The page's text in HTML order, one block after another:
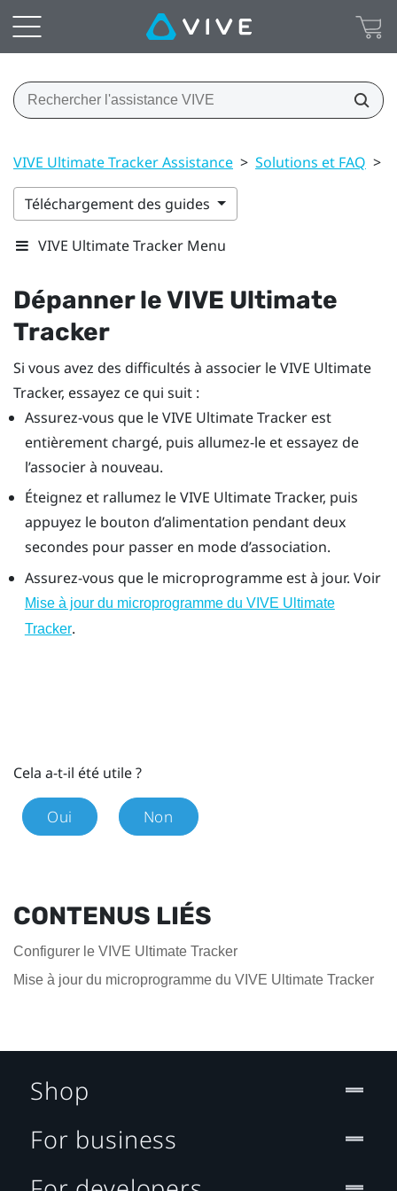
VIVE Ultimate Tracker Assistance > Solutions et FAQ >
Téléchargement des guides
VIVE Ultimate Tracker Menu
Dépanner leVIVE Ultimate
Tracker
Si vous avez des difficultés à associer leVIVE Ultimate
Tracker, essayez ce qui suit :
Assurez-vous que leVIVE Ultimate Trackerest
entièrement chargé, puis allumez-le et essayez de
l’associer à nouveau.
Éteignez et rallumez leVIVE Ultimate Tracker, puis
appuyez le bouton d’alimentation pendant deux
secondes pour passer en mode d’association.
Assurez-vous que le microprogramme est à jour. Voir
Mise à jour du microprogramme du VIVE Ultimate
Tracker.
Cela a-t-il été utile ?
Oui Non
CONTENUS LIÉS
Configurer le VIVE Ultimate Tracker
Mise à jour du microprogramme du VIVE Ultimate Tracker
Shop
For business